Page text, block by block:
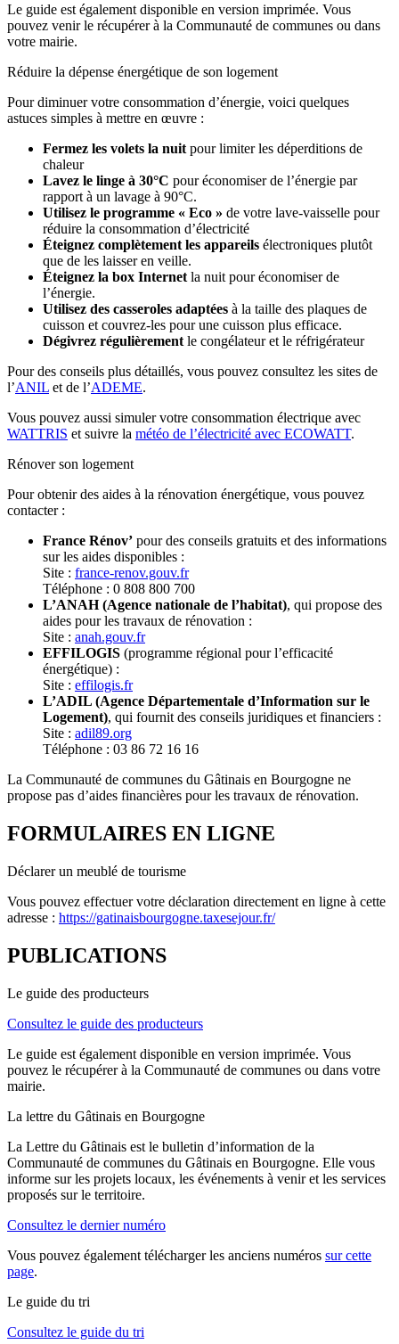
Le guide est également disponible en version imprimée. Vous
pouvez venir le récupérer à la Communauté de communes ou dans
votre mairie.
Réduire la dépense énergétique de son logement
Pour diminuer votre consommation d’énergie, voici quelques
astuces simples à mettre en œuvre :
Fermez les volets la nuit pour limiter les déperditions de
chaleur
Lavez le linge à 30°C pour économiser de l’énergie par
rapport à un lavage à 90°C.
Utilisez le programme « Eco » de votre lave-vaisselle pour
réduire la consommation d’électricité
Éteignez complètement les appareils électroniques plutôt
que de les laisser en veille.
Éteignez la box Internet la nuit pour économiser de
l’énergie.
Utilisez des casseroles adaptées à la taille des plaques de
cuisson et couvrez-les pour une cuisson plus efficace.
Dégivrez régulièrement le congélateur et le réfrigérateur
Pour des conseils plus détaillés, vous pouvez consultez les sites de
l’ANIL et de l’ADEME.
Vous pouvez aussi simuler votre consommation électrique avec
WATTRIS et suivre la météo de l’électricité avec ECOWATT.
Rénover son logement
Pour obtenir des aides à la rénovation énergétique, vous pouvez
contacter :
France Rénov’ pour des conseils gratuits et des informations
sur les aides disponibles :
Site : france-renov.gouv.fr
Téléphone : 0 808 800 700
L’ANAH (Agence nationale de l’habitat), qui propose des
aides pour les travaux de rénovation :
Site : anah.gouv.fr
EFFILOGIS (programme régional pour l’efficacité
énergétique) :
Site : effilogis.fr
L’ADIL (Agence Départementale d’Information sur le
Logement), qui fournit des conseils juridiques et financiers :
Site : adil89.org
Téléphone : 03 86 72 16 16
La Communauté de communes du Gâtinais en Bourgogne ne
propose pas d’aides financières pour les travaux de rénovation.
FORMULAIRES EN LIGNE
Déclarer un meublé de tourisme
Vous pouvez effectuer votre déclaration directement en ligne à cette
adresse : https://gatinaisbourgogne.taxesejour.fr/
PUBLICATIONS
Le guide des producteurs
Consultez le guide des producteurs
Le guide est également disponible en version imprimée. Vous
pouvez le récupérer à la Communauté de communes ou dans votre
mairie.
La lettre du Gâtinais en Bourgogne
La Lettre du Gâtinais est le bulletin d’information de la
Communauté de communes du Gâtinais en Bourgogne. Elle vous
informe sur les projets locaux, les événements à venir et les services
proposés sur le territoire.
Consultez le dernier numéro
Vous pouvez également télécharger les anciens numéros sur cette
page.
Le guide du tri
Consultez le guide du tri